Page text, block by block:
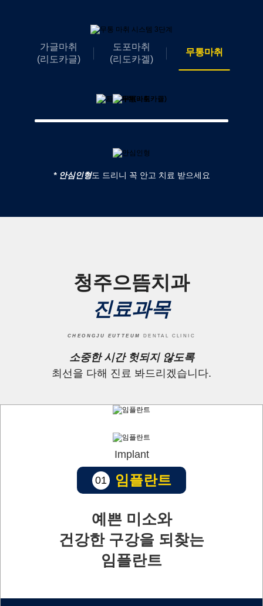
가글마취
(리도카글)
도포마취
(리도카겔)
무통마취
* 안심인형도 드리니 꼭 안고 치료 받으세요
청주으뜸치과
진료과목
CHEONGJU EUTTEUM DENTAL CLINIC
소중한 시간 헛되지 않도록
최선을 다해 진료 봐드리겠습니다.
Implant
01 임플란트
예쁜 미소와
건강한 구강을 되찾는
임플란트